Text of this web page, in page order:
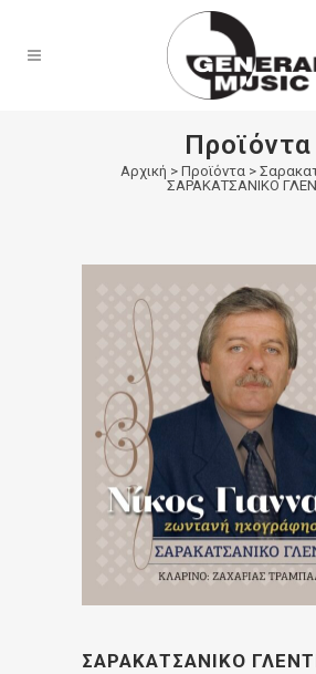
Προϊόντα
Αρχική > Προϊόντα>
ΣΑΡΑΚΑΤΣΑΝΙΚΟ
ΣΑΡΑΚΑΤΣΑΝΙΚΟ